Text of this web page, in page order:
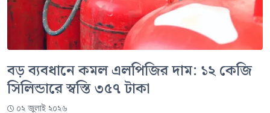
বড় ব্যবধানে কমল এলপিজির দাম: ১২ কেজি
সিলিন্ডারে স্বস্তি ৩৫৭ টাকা
০২ জুলাই ২০২৬